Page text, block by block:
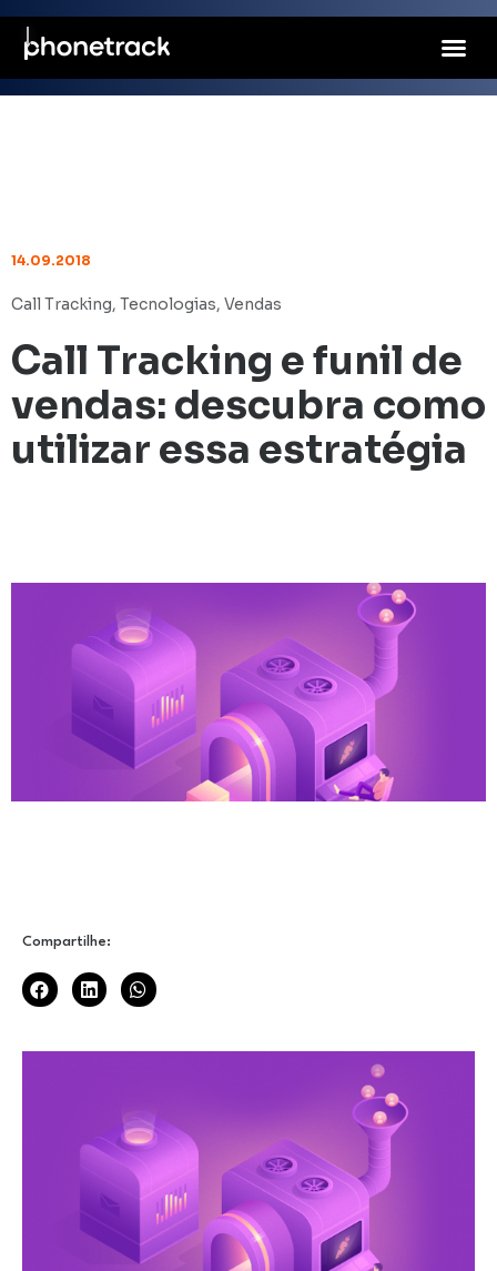
14.09.2018
Call Tracking, Tecnologias, Vendas
Call Tracking e funil de
vendas: descubra como
utilizar essa estratégia
Compartilhe: